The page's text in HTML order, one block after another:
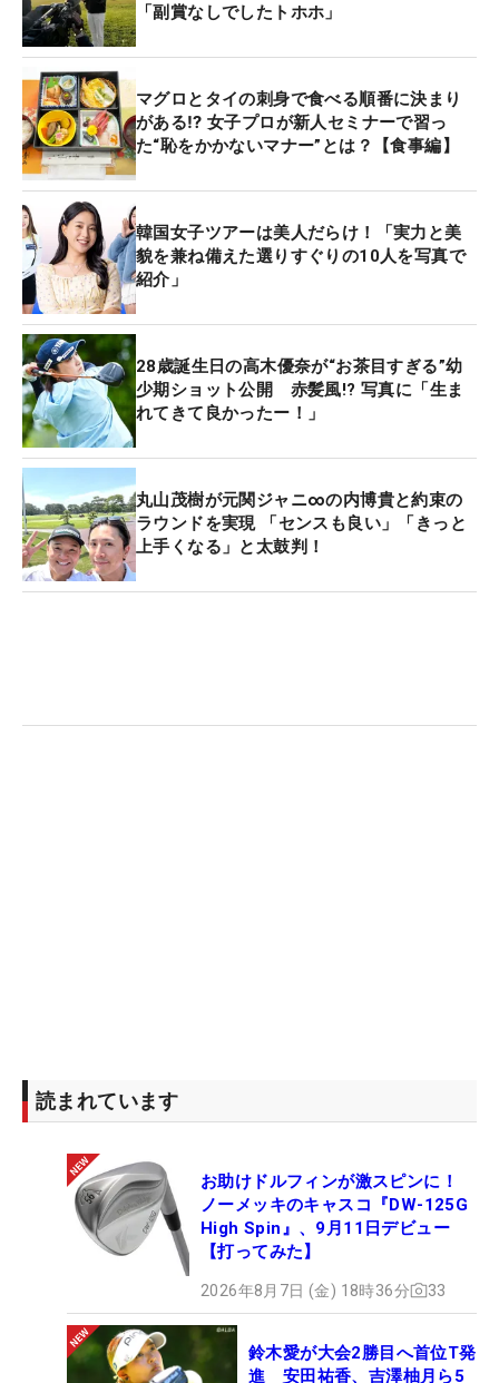
「副賞なしでしたトホホ」
マグロとタイの刺身で食べる順番に決まり
がある⁉ 女子プロが新人セミナーで習っ
た“恥をかかないマナー”とは？【食事編】
韓国女子ツアーは美人だらけ！「実力と美
貌を兼ね備えた選りすぐりの10人を写真で
紹介」
28歳誕生日の高木優奈が“お茶目すぎる”幼
少期ショット公開 赤髪風!? 写真に「生ま
れてきて良かったー！」
丸山茂樹が元関ジャニ∞の内博貴と約束の
ラウンドを実現 「センスも良い」「きっと
上手くなる」と太鼓判！
読まれています
お助けドルフィンが激スピンに！
ノーメッキのキャスコ『DW-125G
High Spin』、9月11日デビュー
【打ってみた】
2026年8月7日 (金) 18時36分 33
鈴木愛が大会2勝目へ首位T発
進 安田祐香、吉澤柚月ら5